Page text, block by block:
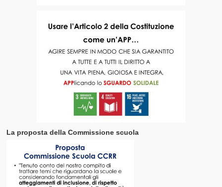
La proposta della Commissione scuola